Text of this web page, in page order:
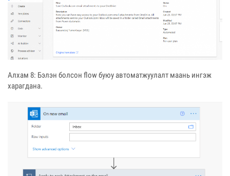
Алхам 8: Бэлэн болсон flow буюу автоматжуулалт маань ингэж
харагдана.